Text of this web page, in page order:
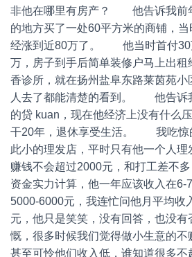
非他在哪里有房产？ 他告诉我前
的地方买了一处60平方米的商铺，
经涨到近80万了。 他当时首付30
万，房子到手后简单装修户马上出租
香诊所，就在扬州盐阜东路莱茵苑
人去了都能清楚的看到。 他告诉
的贷 kuan，现在他经济上没有什么
干20年，退休享受生活。 我吃惊
此小的理发店，平时只有他一个人理
赚钱不会超过2000元，和打工差不
资金实力计算，他一年应该收入在6-
5000-6000元，我连忙问他月平均收
元，他只是笑笑，没有回答，也
慨，很多时候我们觉得做小生意的
甚至可怜他们收入低，谁知道很多不